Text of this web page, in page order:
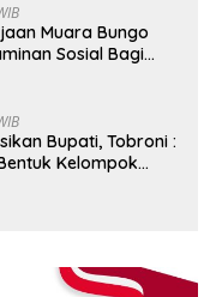
Muara Bungo
Sosial Bagi
Bupati, Tobroni :
Kelompok